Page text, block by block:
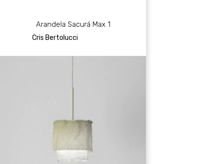
Arandela Sacurá Max 1
Cris Bertolucci